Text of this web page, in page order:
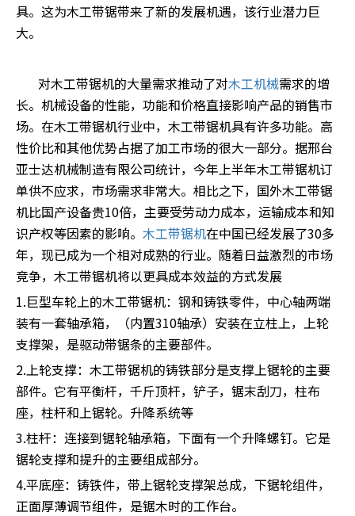
具。这为木工带锯带来了新的发展机遇，该行业潜力巨
大。
对木工带锯机的大量需求推动了对木工机械需求的增
长。机械设备的性能，功能和价格直接影响产品的销售市
场。在木工带锯机行业中，木工带锯机具有许多功能。高
性价比和其他优势占据了加工市场的很大一部分。据邢台
亚士达机械制造有限公司统计，今年上半年木工带锯机订
单供不应求，市场需求非常大。相比之下，国外木工带锯
机比国产设备贵10倍，主要受劳动力成本，运输成本和知
识产权等因素的影响。 木工带锯机在中国已经发展了30多
年，现已成为一个相对成熟的行业。随着日益激烈的市场
竞争，木工带锯机将以更具成本效益的方式发展
1.巨型车轮上的木工带锯机：钢和铸铁零件，中心轴两端
装有一套轴承箱，（内置310轴承）安装在立柱上，上轮
支撑架，是驱动带锯条的主要部件。
2.上轮支撑：木工带锯机的铸铁部分是支撑上锯轮的主要
部件。它有平衡杆，千斤顶杆，铲子，锯末刮刀，柱布
座，柱杆和上锯轮。升降系统等
3.柱杆：连接到锯轮轴承箱，下面有一个升降螺钉。它是
锯轮支撑和提升的主要组成部分。
4.平底座：铸铁件，带上锯轮支撑架总成，下锯轮组件，
正面厚薄调节组件，是锯木时的工作台。